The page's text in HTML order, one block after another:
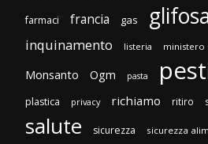
farmaci francia gas
inquinamento listeria ministero
Monsanto Ogm pasta
plastica privacy richiamo ritiro
salute sicurezza sicurezza